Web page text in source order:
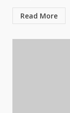
Read More